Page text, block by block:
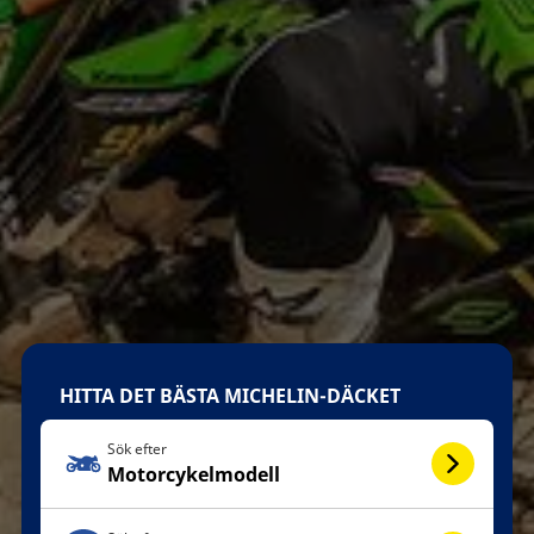
HITTA DET BÄSTA MICHELIN-DÄCKET
Sök efter
Motorcykelmodell